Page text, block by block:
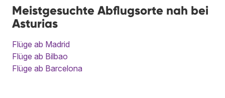
Meistgesuchte Abflugsorte nah bei
Asturias
Flüge ab Madrid
Flüge ab Bilbao
Flüge ab Barcelona